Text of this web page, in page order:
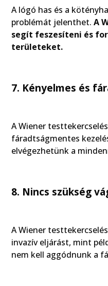
A lógó has és a
problémát jelenthet.A
segít feszesíteni és
területeket.
7. Kényelmes és
A Wiener
fáradtságmentes
elvégezhetünk a
8. Nincs szükség
A Wiener
invazív eljárást, mint
nem kell aggódnunk a